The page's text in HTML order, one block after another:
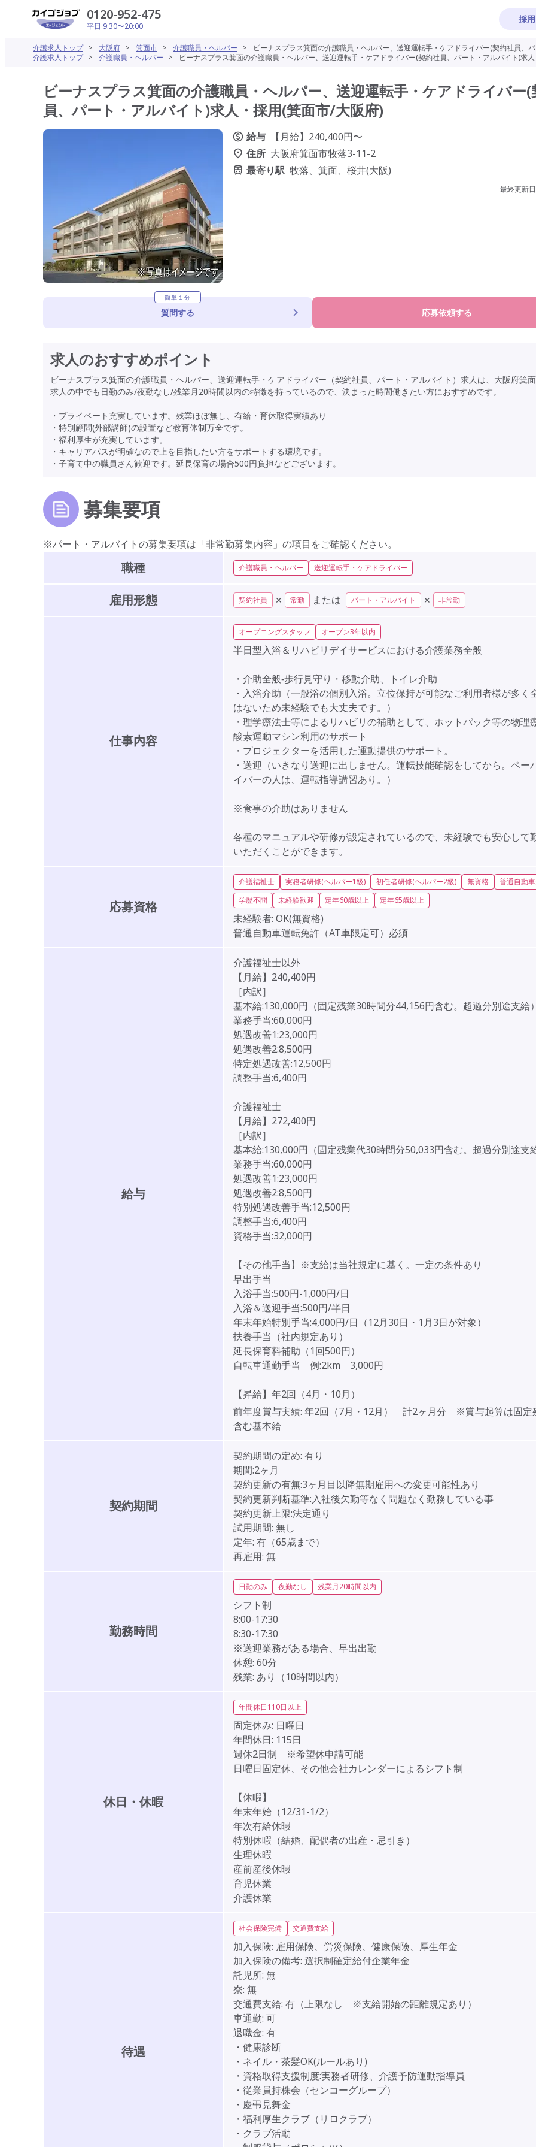
0120-952-475
平日 9:30〜20:00
採
介護求人トップ > 大阪府 > 箕面市 > 介護職員・ヘルパー >
ビーナスプラス箕面の介護職員・ヘルパー、送迎運転手・ケアドライバー(契約社員、
介護求人トップ > 介護職員・ヘルパー > ビーナスプラス箕面の介護職員・ヘルパー、送迎運転手・ケアドライバー(契約社員、パート・アルバイト)求
ビーナスプラス箕面の介護職員・ヘルパー、送迎運転手・ケアドライバー(
員、パート・アルバイト)求人・採用(箕面市/大阪府)
給与
【月給】240,400円〜
住所 大阪府箕面市牧落3-11-2
最寄り駅 牧落、箕面、桜井(大阪)
最終更新
簡単１分
質問する 応募依頼する
求人のおすすめポイント
ビーナスプラス箕面の介護職員・ヘルパー、送迎運転手・ケアドライバー（契約社員、パート・アルバイト）求人は、大阪府箕
求人の中でも日勤のみ/夜勤なし/残業月20時間以内の特徴を持っているので、決まった時間働きたい方におすすめです。
・プライベート充実しています。残業ほぼ無し、有給・育休取得実績あり
・特別顧問(外部講師)の設置など教育体制万全です。
・福利厚生が充実しています。
・キャリアパスが明確なので上を目指したい方をサポートする環境です。
・子育て中の職員さん歓迎です。延長保育の場合500円負担などございます。
募集要項
※パート・アルバイトの募集要項は「非常勤募集内容」の項目をご確認ください。
職種 介護職員・ヘルパー 送迎運転手・ケアドライバー
雇用形態 契約社員 ✕ 常勤 または パート・アルバイト ✕ 非常勤
仕事内容
オープニングスタッフ オープン3年以内
半日型入浴＆リハビリデイサービスにおける介護業務全般
・介助全般‐歩行見守り・移動介助、トイレ介助
・入浴介助（一般浴の個別入浴。立位保持が可能なご利用者様が多く
はないため未経験でも大丈夫です。）
・理学療法士等によるリハビリの補助として、ホットパック等の物理
酸素運動マシン利用のサポート
・プロジェクターを活用した運動提供のサポート。
・送迎（いきなり送迎に出しません。運転技能確認をしてから。ペー
イバーの人は、運転指導講習あり。）
※食事の介助はありません
各種のマニュアルや研修が設定されているので、未経験でも安心して
いただくことができます。
応募資格
介護福祉士 実務者研修(ヘルパー1級) 初任者研修(ヘルパー2級) 無資格
普通自動
学歴不問
未経験歓迎 定年60歳以上 定年65歳以上
未経験者: OK(無資格)
普通自動車運転免許（AT車限定可）必須
給与
介護福祉士以外
【月給】240,400円
［内訳］
基本給:130,000円（固定残業30時間分44,156円含む。超過分別途支給
業務手当:60,000円
処遇改善1:23,000円
処遇改善2:8,500円
特定処遇改善:12,500円
調整手当:6,400円
介護福祉士
【月給】272,400円
［内訳］
基本給:130,000円（固定残業代30時間分50,033円含む。超過分別途支
業務手当:60,000円
処遇改善1:23,000円
処遇改善2:8,500円
特別処遇改善手当:12,500円
調整手当:6,400円
資格手当:32,000円
【その他手当】※支給は当社規定に基く。一定の条件あり
早出手当
入浴手当:500円-1,000円/日
入浴＆送迎手当:500円/半日
年末年始特別手当:4,000円/日（12月30日・1月3日が対象）
扶養手当（社内規定あり）
延長保育料補助（1回500円）
自転車通勤手当 例:2km 3,000円
【昇給】年2回（4月・10月）
前年度賞与実績: 年2回（7月・12月） 計2ヶ月分 ※賞与起算は固定
含む基本給
契約期間
契約期間の定め: 有り
期間:2ヶ月
契約更新の有無:3ヶ月目以降無期雇用への変更可能性あり
契約更新判断基準:入社後欠勤等なく問題なく勤務している事
契約更新上限:法定通り
試用期間: 無し
定年: 有（65歳まで）
再雇用: 無
勤務時間
日勤のみ 夜勤なし 残業月20時間以内
シフト制
8:00-17:30
8:30-17:30
※送迎業務がある場合、早出出勤
休憩: 60分
残業: あり（10時間以内）
休日・休暇
年間休日110日以上
固定休み: 日曜日
年間休日: 115日
週休2日制 ※希望休申請可能
日曜日固定休、その他会社カレンダーによるシフト制
【休暇】
年末年始（12/31-1/2）
年次有給休暇
特別休暇（結婚、配偶者の出産・忌引き）
生理休暇
産前産後休暇
育児休業
介護休業
待遇
社会保険完備 交通費支給
加入保険: 雇用保険、労災保険、健康保険、厚生年金
加入保険の備考: 選択制確定給付企業年金
託児所: 無
寮: 無
交通費支給: 有（上限なし ※支給開始の距離規定あり）
車通勤: 可
退職金: 有
・健康診断
・ネイル・茶髪OK(ルールあり)
・資格取得支援制度:実務者研修、介護予防運動指導員
・従業員持株会（センコーグループ）
・慶弔見舞金
・福利厚生クラブ（リロクラブ）
・クラブ活動